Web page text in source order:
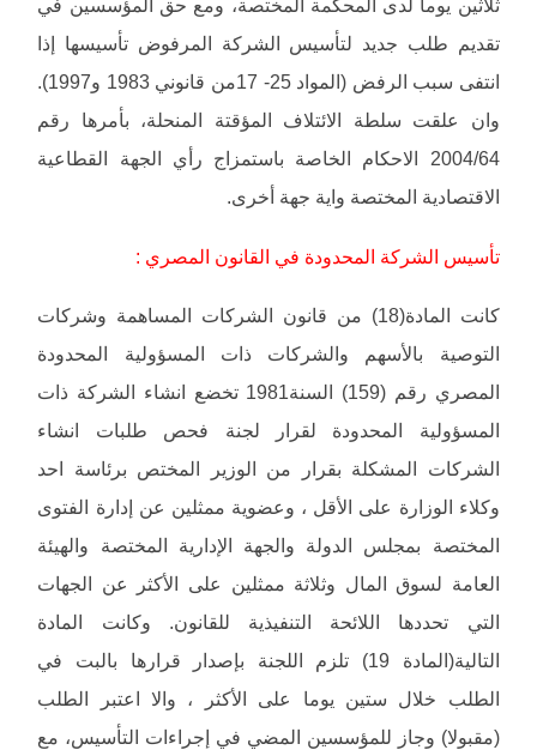
ثلاثين يوما لدى المحكمة المختصة، ومع حق المؤسسين في
تقديم طلب جديد لتأسيس الشركة المرفوض تأسيسها إذا
انتفى سبب الرفض (المواد 25- 17من قانوني 1983 و1997).
وان علقت سلطة الائتلاف المؤقتة المنحلة، بأمرها رقم
2004/64 الاحكام الخاصة باستمزاج رأي الجهة القطاعية
الاقتصادية المختصة واية جهة أخرى.
تأسيس الشركة المحدودة في القانون المصري :
كانت المادة(18) من قانون الشركات المساهمة وشركات
التوصية بالأسهم والشركات ذات المسؤولية المحدودة
المصري رقم (159) السنة1981 تخضع انشاء الشركة ذات
المسؤولية المحدودة لقرار لجنة فحص طلبات انشاء
الشركات المشكلة بقرار من الوزير المختص برئاسة احد
وكلاء الوزارة على الأقل ، وعضوية ممثلين عن إدارة الفتوى
المختصة بمجلس الدولة والجهة الإدارية المختصة والهيئة
العامة لسوق المال وثلاثة ممثلين على الأكثر عن الجهات
التي تحددها اللائحة التنفيذية للقانون. وكانت المادة
التالية(المادة 19) تلزم اللجنة بإصدار قرارها بالبت في
الطلب خلال ستين يوما على الأكثر ، والا اعتبر الطلب
(مقبولا) وجاز للمؤسسين المضي في إجراءات التأسيس، مع